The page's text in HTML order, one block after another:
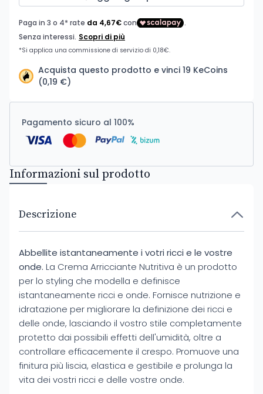
Acquista questo prodotto e vinci 19 KeCoins
(0,19 €)
Pagamento sicuro al 100%
Informazioni sul prodotto
Descrizione
Abbellite istantaneamente i votri ricci e le vostre
onde. La Crema Arricciante Nutritiva è un prodotto
per lo styling che modella e definisce
istantaneamente ricci e onde. Fornisce nutrizione e
idratazione per migliorare la definizione dei ricci e
delle onde, lasciando il vostro stile completamente
protetto dai possibili effetti dell'umidità, oltre a
controllare efficacemente il crespo. Promuove una
finitura più liscia, elastica e gestibile e prolunga la
vita dei vostri ricci e delle vostre onde.